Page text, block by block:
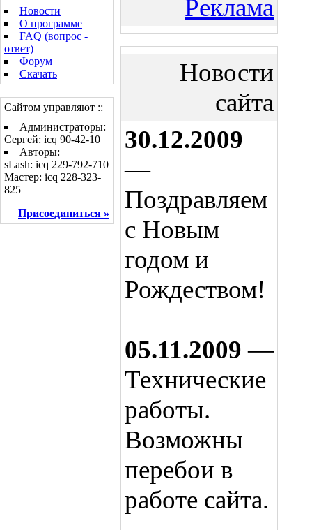
Новости
О программе
FAQ (вопрос -
ответ)
Форум
Скачать
Сайтом управляют ::
Администраторы:
Сергей: icq 90-42-10
Авторы:
sLash: icq 229-792-710
Мастер: icq 228-323-
825
Присоединиться »
Реклама
Новости
сайта
30.12.2009
—
Поздравляем
с Новым
годом и
Рождеством!
05.11.2009 —
Технические
работы.
Возможны
перебои в
работе сайта.